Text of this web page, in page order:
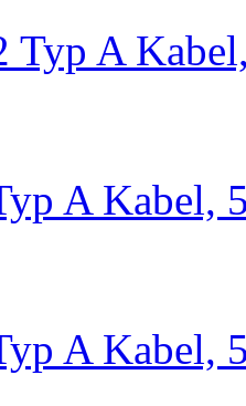
Typ A
A Kabel,
A Kabel,